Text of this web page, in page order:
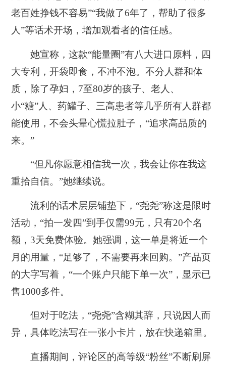
老百姓挣钱不容易”“我做了6年了，帮助了很多
人”等话术开场，增加观看者的信任感。
她宣称，这款“能量圈”有八大进口原料，四
大专利，开袋即食，不冲不泡。不分人群和体
质，除了孕妇，7至80岁的孩子、老人、
小“糖”人、药罐子、三高患者等几乎所有人群都
能使用，不会头晕心慌拉肚子，“追求高品质的
来。”
“但凡你愿意相信我一次，我会让你在我这
重拾自信。”她继续说。
流利的话术层层铺垫下，“尧尧”称这是限时
活动，“拍一发四”到手仅需99元，只有20个名
额，3天免费体验。她强调，这一单是将近一个
月的用量，“足够了，不需要再来回购。”产品页
的大字写着，“一个账户只能下单一次”，显示已
售1000多件。
但对于吃法，“尧尧”含糊其辞，只说因人而
异，具体吃法写在一张小卡片，放在快递箱里。
直播期间，评论区的高等级“粉丝”不断刷屏